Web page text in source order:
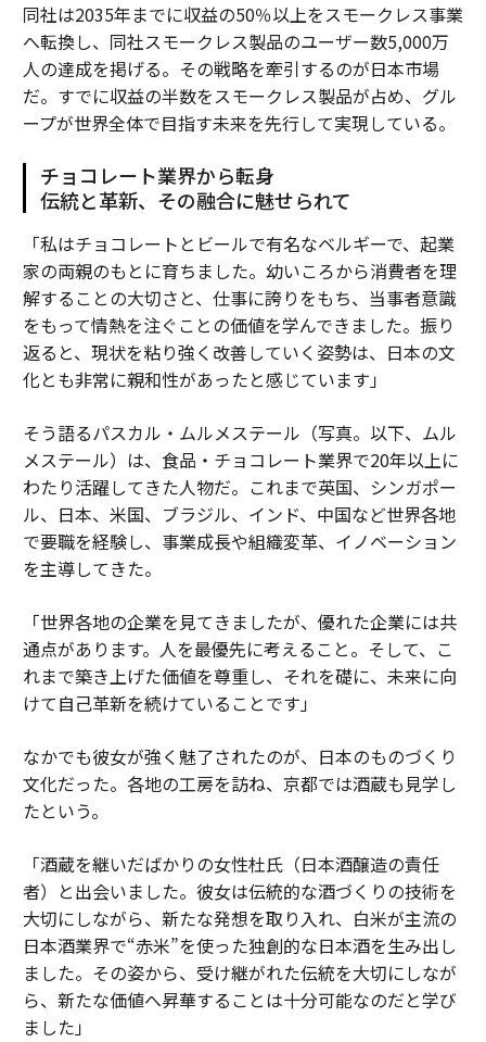
同社は2035年までに収益の50％以上をスモークレス事業
へ転換し、同社スモークレス製品のユーザー数5,000万
人の達成を掲げる。その戦略を牽引するのが日本市場
だ。すでに収益の半数をスモークレス製品が占め、グル
ープが世界全体で目指す未来を先行して実現している。
チョコレート業界から転身
伝統と革新、その融合に魅せられて
「私はチョコレートとビールで有名なベルギーで、起業
家の両親のもとに育ちました。幼いころから消費者を理
解することの大切さと、仕事に誇りをもち、当事者意識
をもって情熱を注ぐことの価値を学んできました。振り
返ると、現状を粘り強く改善していく姿勢は、日本の文
化とも非常に親和性があったと感じています」
そう語るパスカル・ムルメステール（写真。以下、ムル
メステール）は、食品・チョコレート業界で20年以上に
わたり活躍してきた人物だ。これまで英国、シンガポー
ル、日本、米国、ブラジル、インド、中国など世界各地
で要職を経験し、事業成長や組織変革、イノベーション
を主導してきた。
「世界各地の企業を見てきましたが、優れた企業には共
通点があります。人を最優先に考えること。そして、こ
れまで築き上げた価値を尊重し、それを礎に、未来に向
けて自己革新を続けていることです」
なかでも彼女が強く魅了されたのが、日本のものづくり
文化だった。各地の工房を訪ね、京都では酒蔵も見学し
たという。
「酒蔵を継いだばかりの女性杜氏（日本酒醸造の責任
者）と出会いました。彼女は伝統的な酒づくりの技術を
大切にしながら、新たな発想を取り入れ、白米が主流の
日本酒業界で“赤米”を使った独創的な日本酒を生み出し
ました。その姿から、受け継がれた伝統を大切にしなが
ら、新たな価値へ昇華することは十分可能なのだと学び
ました」